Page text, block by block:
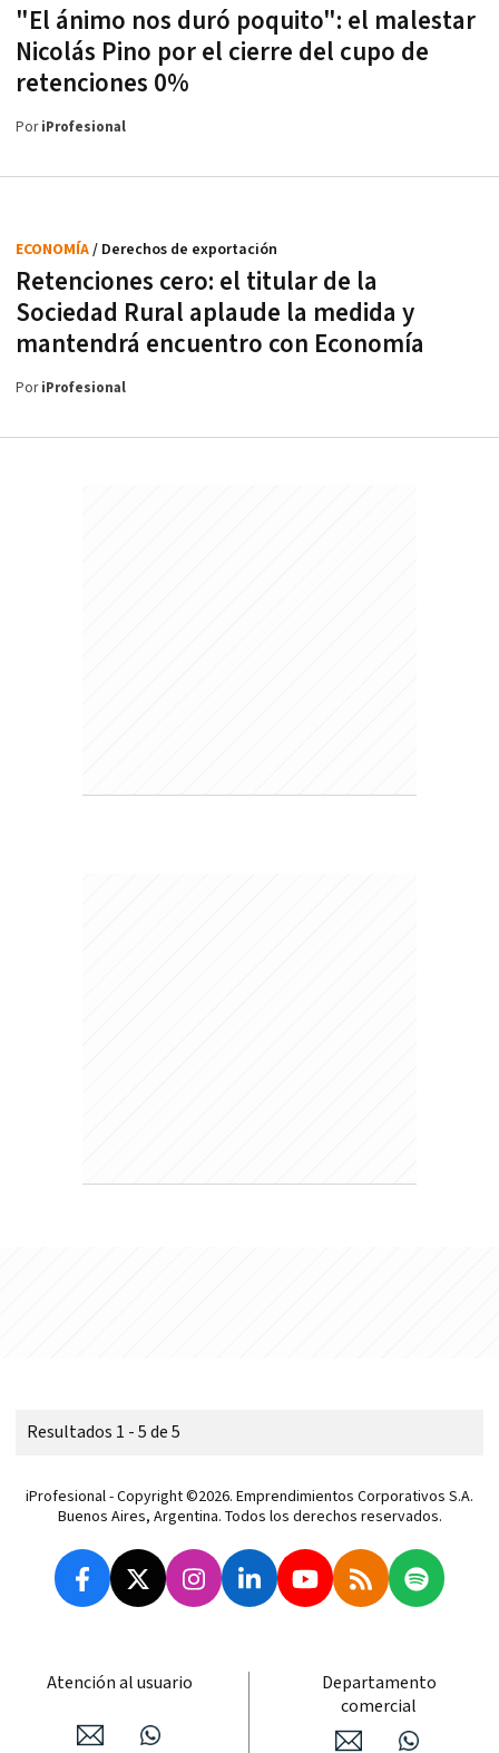
"El ánimo nos duró poquito": el malestar
Nicolás Pino por el cierre del cupo de
retenciones 0%
PoriProfesional
Retenciones cero: el titular de la
Sociedad Rural aplaude la medida y
mantendrá encuentro con Economía
ECONOMÍA/ Derechos de exportación
PoriProfesional
Resultados 1 - 5 de 5
iProfesional - Copyright ©2026. Emprendimientos Corporativos S.A.
Buenos Aires, Argentina. Todos los derechos reservados.
Atención al usuario
Departamento
comercial